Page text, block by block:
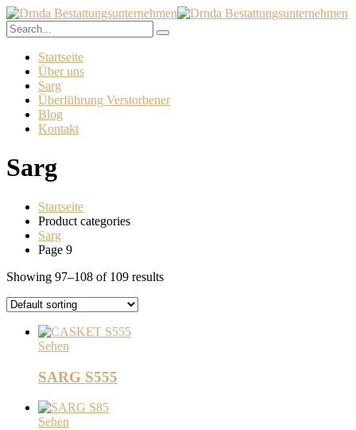
Startseite
Über uns
Sarg
Überführung Verstorbener
Blog
Kontakt
Sarg
Startseite
Product categories
Sarg
Page 9
Showing 97–108 of 109 results
Sehen
SARG S555
Sehen